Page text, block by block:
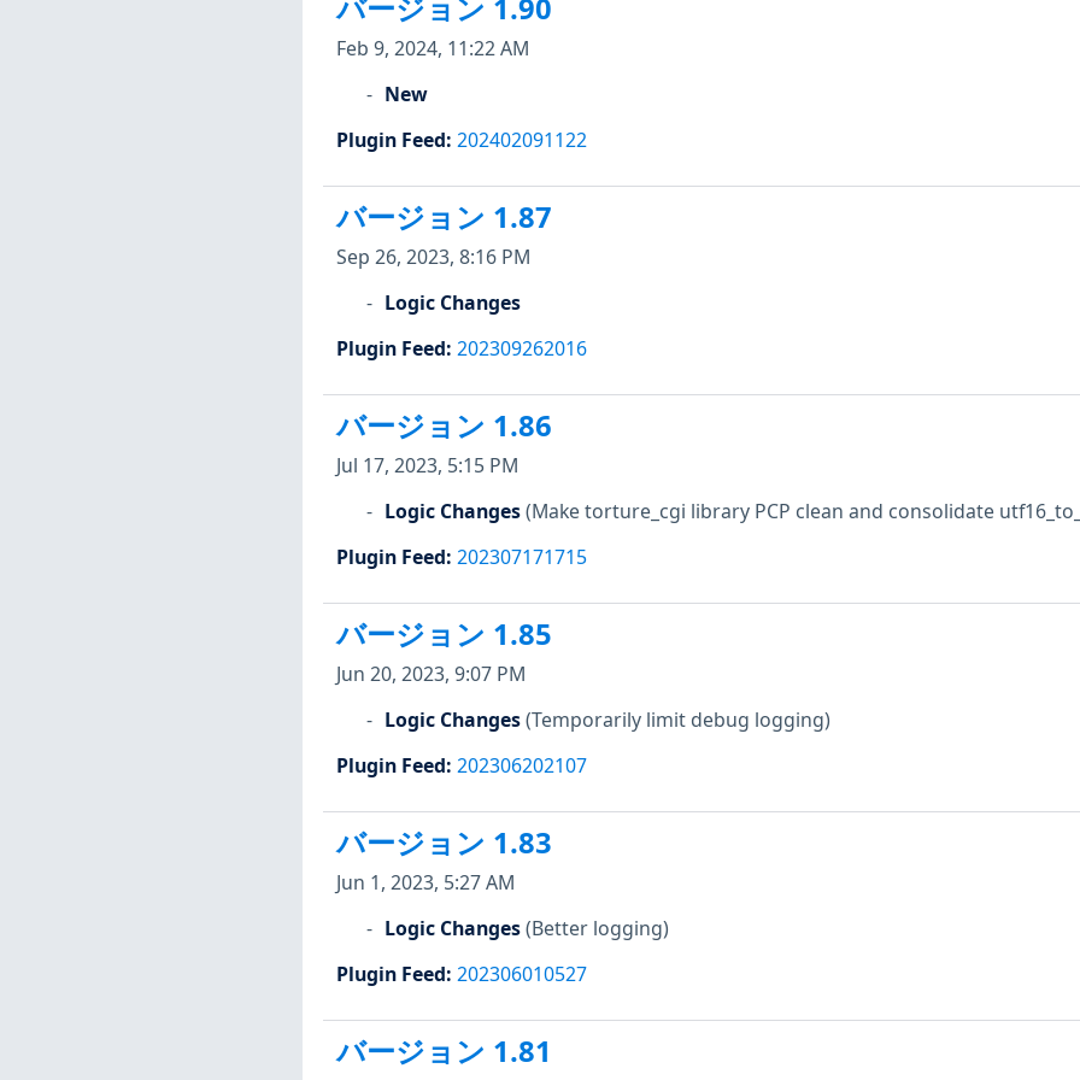
バージョン 1.90
Feb 9, 2024, 11:22 AM
New
Plugin Feed: 202402091122
バージョン 1.87
Sep 26, 2023, 8:16 PM
Logic Changes
Plugin Feed: 202309262016
バージョン 1.86
Jul 17, 2023, 5:15 PM
Logic Changes(Make torture_cgi library PCP clean and consolidate
Plugin Feed: 202307171715
バージョン 1.85
Jun 20, 2023, 9:07 PM
Logic Changes(Temporarily limit debug logging)
Plugin Feed: 202306202107
バージョン 1.83
Jun 1, 2023, 5:27 AM
Logic Changes(Better logging)
Plugin Feed: 202306010527
バージョン 1.81